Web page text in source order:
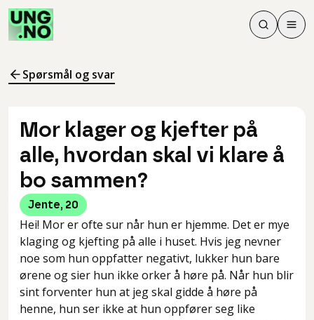
Søk
Søk
Meny
Spørsmål og svar
Mor klager og kjefter på
alle, hvordan skal vi klare å
bo sammen?
Jente, 20
Hei! Mor er ofte sur når hun er hjemme. Det er mye
klaging og kjefting på alle i huset. Hvis jeg nevner
noe som hun oppfatter negativt, lukker hun bare
ørene og sier hun ikke orker å høre på. Når hun blir
sint forventer hun at jeg skal gidde å høre på
henne, hun ser ikke at hun oppfører seg like